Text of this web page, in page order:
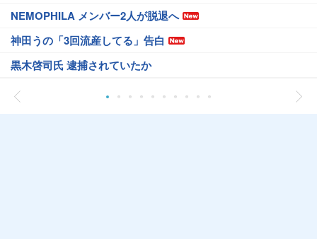
NEMOPHILA メンバー2人が脱退へ
神田うの「3回流産してる」告白
黒木啓司氏 逮捕されていたか